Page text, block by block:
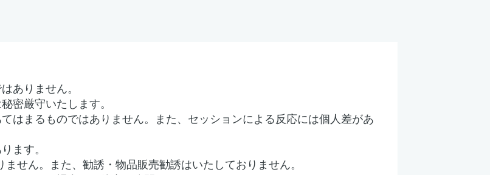
ありません。
密厳守いたします。
はまるものではありません。また、セッションによる反応には個人差があ
ます。
せん。また、勧誘・物品販売勧誘はいたしておりません。